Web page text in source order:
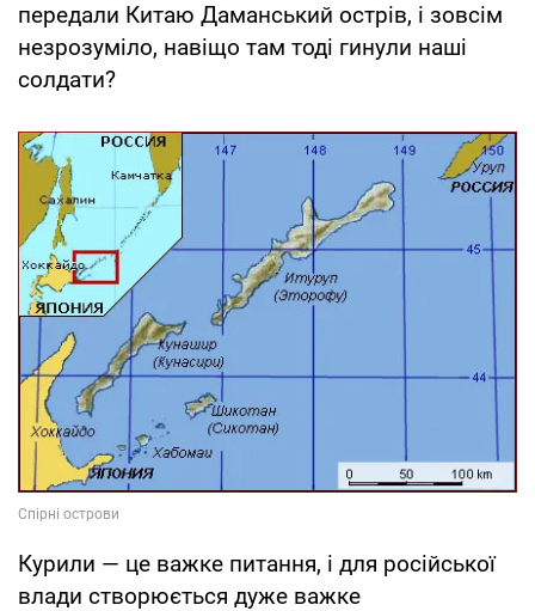
передали Китаю Даманський острів, і зовсім
незрозуміло, навіщо там тоді гинули наші
солдати?
Курили — це важке питання, і для російської
влади створюється дуже важке